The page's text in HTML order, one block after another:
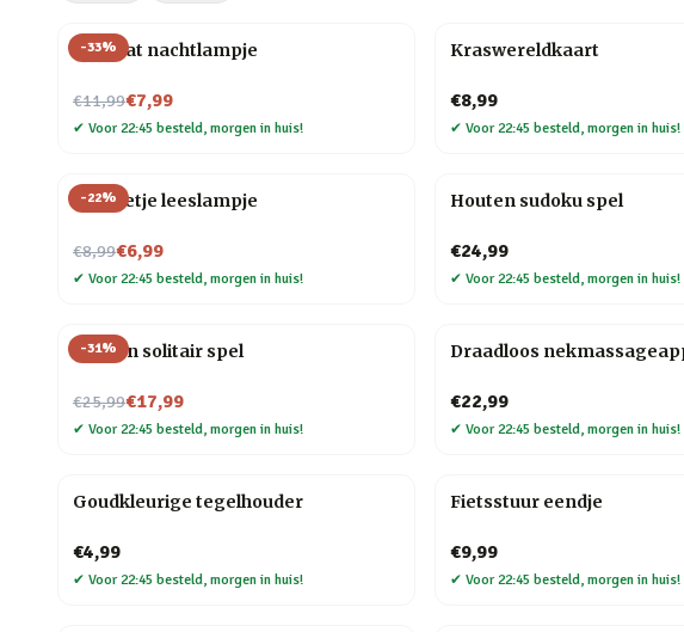
-33%
Mini kat nachtlampje
€11,99
Nu voor€7,99
✔ Voor 22:45 besteld, morgen in huis!
Kraswereldkaart
€8,99
✔ Voor 22:45 besteld, morgen in huis!
-22%
Mannetje leeslampje
€8,99
Nu voor€6,99
✔ Voor 22:45 besteld, morgen in huis!
Houten sudoku spel
€24,99
✔ Voor 22:45 besteld, morgen in huis!
-31%
Houten solitair spel
€25,99
Nu voor€17,99
✔ Voor 22:45 besteld, morgen in huis!
Draadloos
€22,99
✔ Voor 22:45 besteld, morgen in huis!
Goudkleurige tegelhouder
€4,99
✔ Voor 22:45 besteld, morgen in huis!
Fietsstuur eendje
€9,99
✔ Voor 22:45 besteld, morgen in huis!